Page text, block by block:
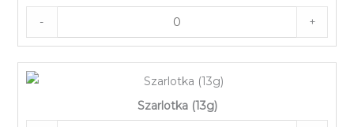
- +
Szarlotka (13g)